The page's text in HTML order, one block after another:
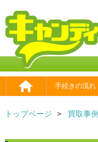
手続きの流れ
トップページ 買取事例